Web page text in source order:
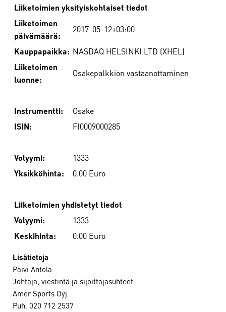
Liiketoimien yksityiskohtaiset tiedot
Liiketoimen
päivämäärä:
2017-05-12+03:00
Kauppapaikka: NASDAQ HELSINKI LTD (XHEL)
Liiketoimen
luonne:
Osakepalkkion vastaanottaminen
Instrumentti:
Osake
ISIN:
FI0009000285
Volyymi:
1333
Yksikköhinta:
0.00 Euro
Liiketoimien yhdistetyt tiedot
Volyymi:
1333
Keskihinta:
0.00 Euro
Lisätietoja
Päivi Antola
Johtaja, viestintä ja sijoittajasuhteet
Amer Sports Oyj
Puh. 020 712 2537